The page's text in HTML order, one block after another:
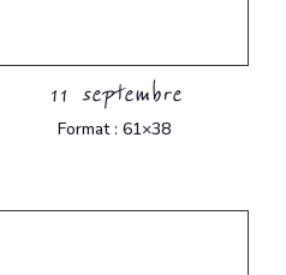
11 septembre
Format : 61×38